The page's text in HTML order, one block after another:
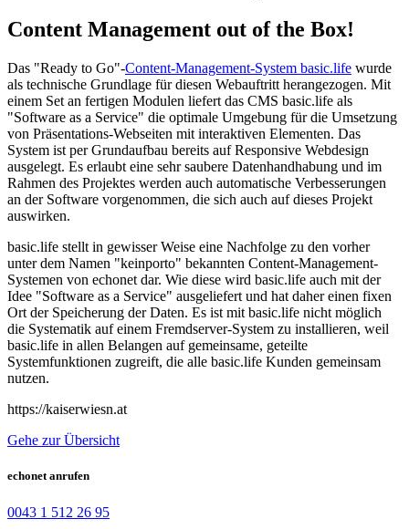
Content Management out of the Box!
Das "Ready to Go"-Content-Management-System basic.life wurde
als technische Grundlage für diesen Webauftritt herangezogen. Mit
einem Set an fertigen Modulen liefert das CMS basic.life als
"Software as a Service" die optimale Umgebung für die Umsetzung
von Präsentations-Webseiten mit interaktiven Elementen. Das
System ist per Grundaufbau bereits auf Responsive Webdesign
ausgelegt. Es erlaubt eine sehr saubere Datenhandhabung und im
Rahmen des Projektes werden auch automatische Verbesserungen
an der Software vorgenommen, die sich auch auf dieses Projekt
auswirken.
basic.life stellt in gewisser Weise eine Nachfolge zu den vorher
unter dem Namen "keinporto" bekannten Content-Management-
Systemen von echonet dar. Wie diese wird basic.life auch mit der
Idee "Software as a Service" ausgeliefert und hat daher einen fixen
Ort der Speicherung der Daten. Es ist mit basic.life nicht möglich
die Systematik auf einem Fremdserver-System zu installieren, weil
basic.life in allen Belangen auf gemeinsame, geteilte
Systemfunktionen zugreift, die alle basic.life Kunden gemeinsam
nutzen.
https://kaiserwiesn.at
Gehe zur Übersicht
echonet anrufen
0043 1 512 26 95